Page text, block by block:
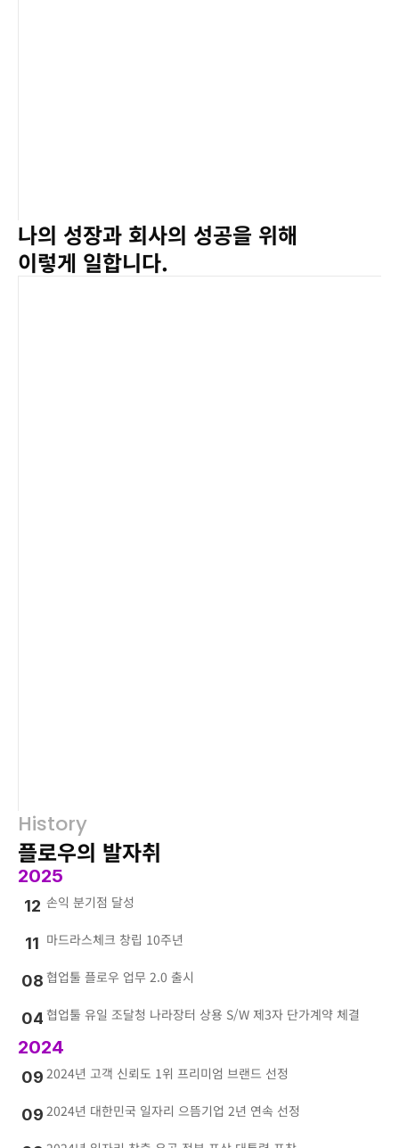
나의 성장과 회사의 성공을 위해
이렇게 일합니다.
History
플로우의 발자취
2025
12 손익 분기점 달성
11 마드라스체크 창립 10주년
08 협업툴 플로우 업무 2.0 출시
04 협업툴 유일 조달청 나라장터 상용 S/W 제3자 단가계약 체결
2024
09 2024년 고객 신뢰도 1위 프리미엄 브랜드 선정
09 2024년 대한민국 일자리 으뜸기업 2년 연속 선정